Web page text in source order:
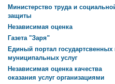
Министерство труда и
защиты
Независимая оценка
Газета "Заря"
Единый портал государтсвенных
муниципальных услуг
Независимая оценка качества
оказания услуг организациями